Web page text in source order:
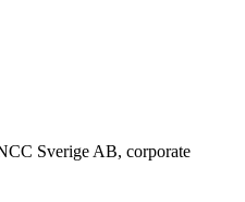
Sverige AB, corporate